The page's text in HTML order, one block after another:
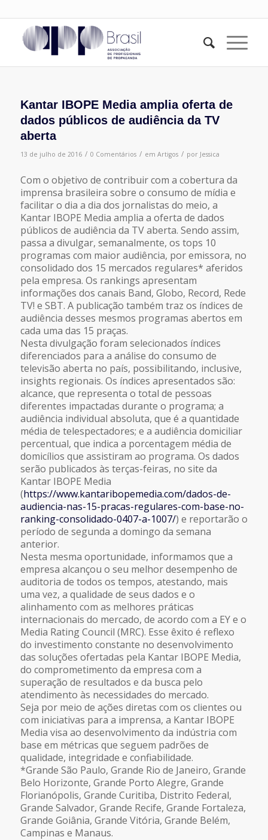
Kantar IBOPE Media amplia oferta de
dados públicos de audiência da TV
aberta
13 de julho de 2016 / 0 Comentários / em Artigos / por Jessica
Com o objetivo de contribuir com a cobertura da
imprensa brasileira sobre o consumo de mídia e
facilitar o dia a dia dos jornalistas do meio, a
Kantar IBOPE Media amplia a oferta de dados
públicos de audiência da TV aberta. Sendo assim,
passa a divulgar, semanalmente, os tops 10
programas com maior audiência, por emissora, no
consolidado dos 15 mercados regulares* aferidos
pela empresa. Os rankings apresentam
informações dos canais Band, Globo, Record, Rede
TV! e SBT. A publicação também traz os índices de
audiência desses mesmos programas abertos em
cada uma das 15 praças.
Nesta divulgação foram selecionados índices
diferenciados para a análise do consumo de
televisão aberta no país, possibilitando, inclusive,
insights regionais. Os índices apresentados são:
alcance, que representa o total de pessoas
diferentes impactadas durante o programa; a
audiência individual absoluta, que é a quantidade
média de telespectadores; e a audiência domiciliar
percentual, que indica a porcentagem média de
domicílios que assistiram ao programa. Os dados
serão publicados às terças-feiras, no site da
Kantar IBOPE Media
(https://www.kantaribopemedia.com/dados-de-
audiencia-nas-15-pracas-regulares-com-base-no-
ranking-consolidado-0407-a-1007/) e reportarão o
período de segunda a domingo da semana
anterior.
Nesta mesma oportunidade, informamos que a
empresa alcançou o seu melhor desempenho de
auditoria de todos os tempos, atestando, mais
uma vez, a qualidade de seus dados e o
alinhamento com as melhores práticas
internacionais do mercado, de acordo com a EY e o
Media Rating Council (MRC). Esse êxito é reflexo
do investimento constante no desenvolvimento
das soluções ofertadas pela Kantar IBOPE Media,
do comprometimento da empresa com a
superação de resultados e da busca pelo
atendimento às necessidades do mercado.
Seja por meio de ações diretas com os clientes ou
com iniciativas para a imprensa, a Kantar IBOPE
Media visa ao desenvolvimento da indústria com
base em métricas que seguem padrões de
qualidade, integridade e confiabilidade.
*Grande São Paulo, Grande Rio de Janeiro, Grande
Belo Horizonte, Grande Porto Alegre, Grande
Florianópolis, Grande Curitiba, Distrito Federal,
Grande Salvador, Grande Recife, Grande Fortaleza,
Grande Goiânia, Grande Vitória, Grande Belém,
Campinas e Manaus.